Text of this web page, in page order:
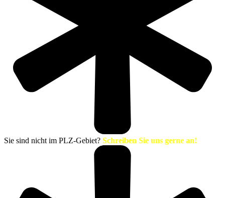
Sie sind nicht im PLZ-Gebiet? Schreiben Sie uns gerne an!